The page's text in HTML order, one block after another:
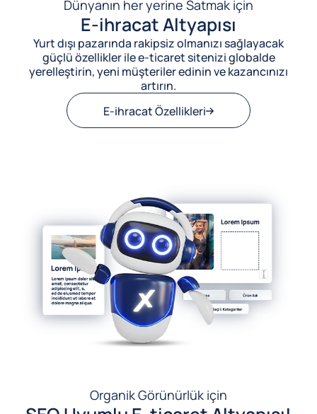
Dünyanın her yerine Satmak için
E-ihracat Altyapısı
Yurt dışı pazarında rakipsiz olmanızı sağlayacak
güçlü özellikler ile e-ticaret sitenizi globalde
yerelleştirin, yeni müşteriler edinin ve kazancınızı
artırın.
E-ihracat Özellikleri
Organik Görünürlük için